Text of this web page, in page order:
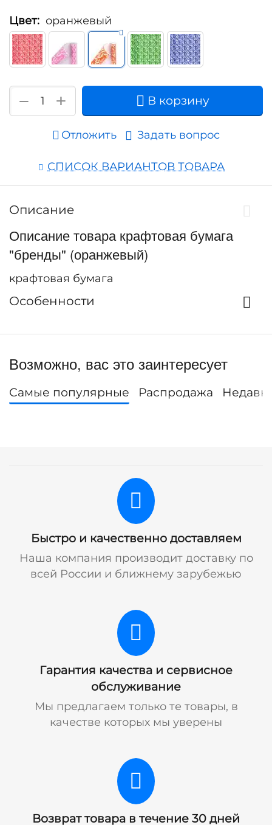
Цвет: оранжевый
+
− В корзину
Отложить Задать вопрос
СПИСОК ВАРИАНТОВ ТОВАРА
Описание
Описание товара крафтовая бумага
"бренды" (оранжевый)
крафтовая бумага
Особенности
Возможно, вас это заинтересует
Самые популярные Распродажа
Быстро и качественно доставляем
Наша компания производит доставку по
всей России и ближнему зарубежью
Гарантия качества и сервисное
обслуживание
Мы предлагаем только те товары, в
качестве которых мы уверены
Возврат товара в течение 30 дней